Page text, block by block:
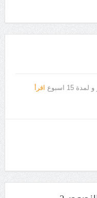
اسبوع
اقرأ